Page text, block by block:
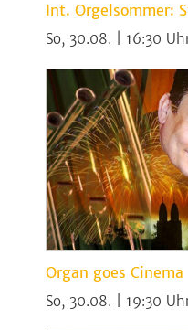
Int. Orgelsommer:
So, 30.08. | 16:30
Organ goes Cinema
So, 30.08. | 19:30